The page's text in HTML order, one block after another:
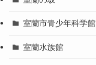
室蘭市青少年科学館
室蘭水族館